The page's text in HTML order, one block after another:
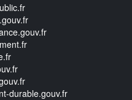
durable.gouv.fr